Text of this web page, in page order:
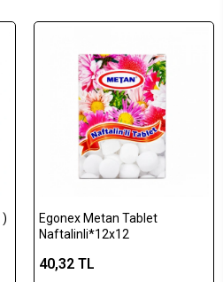
)
Egonex Metan Tablet
Naftalinli*12x12
40,32 TL